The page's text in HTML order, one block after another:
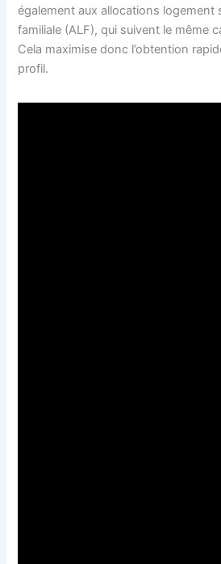
également aux allocations logement
familiale (ALF), qui suivent le même
Cela maximise donc l’obtention
profil.